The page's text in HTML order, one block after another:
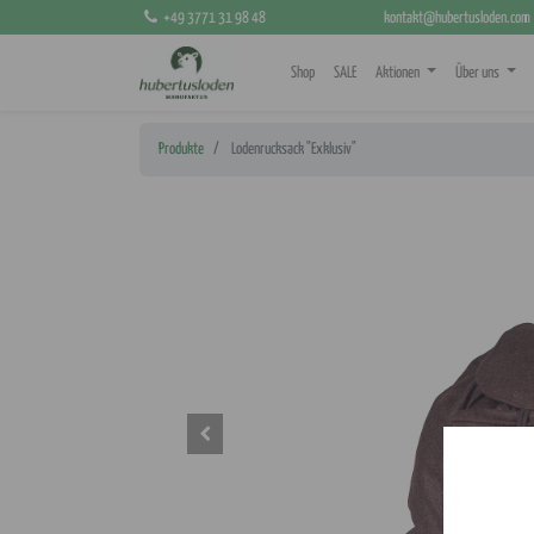
+49 3771 31 98 48 kontakt@hubertusloden.com
Shop SALE Aktionen Über uns
Produkte Lodenrucksack "Exklusiv"